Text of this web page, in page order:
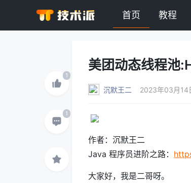
首页 教程
美团动态线程池
沉默王二 2023年03月14
作者：沉默王二
Java 程序员进阶之路：
大家好，我是二哥呀。